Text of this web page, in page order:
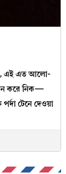
এই এত আলো-
করে নিক—
টেনে দেওয়া